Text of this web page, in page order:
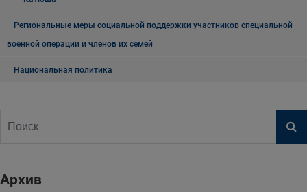
Региональные меры социальной поддержки участников специальной
военной операции и членов их семей
Национальная политика
Архив